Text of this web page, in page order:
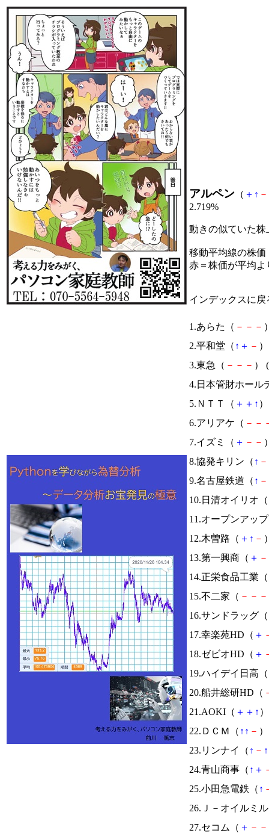
アルペン （ ＋ ↑ －
2.719%
動きの似ていた
移動平均線の株価
赤＝株価が平均
インデックスに戻
1.あらた（ － － －
2.平和堂（ ↑ ＋ －
3.東急（ － － － ） (
4.日本管財ホール
5.ＮＴＴ（ ＋ ＋ ↑
6.アリアケ（ － －
7.イズミ（ ＋ － －
8.協発キリン（ ↑ －
9.名古屋鉄道（ ↑ －
10.日清オイリオ（
11.オープンアッ
12.木曽路（ ＋ ↑ －
13.第一興商（ ＋ －
14.正栄食品工業（
15.不二家（ － － －
16.サンドラッグ（
17.幸楽苑HD（ ＋
18.ゼビオHD（ ＋
19.ハイデイ日高（
20.船井総研HD（
21.AOKI（ ＋ ＋ ↑
22.ＤＣＭ（ ↑ ↑ －
23.リンナイ（ ↑ － ↑
24.青山商事（ ↑ ＋
25.小田急電鉄（ ↑
26.Ｊ－オイルミ
27.セコム（ ＋ － －